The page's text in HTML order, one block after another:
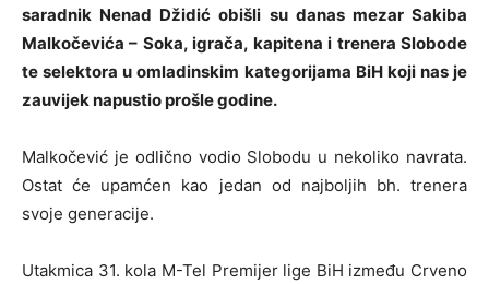
saradnik Nenad Džidić obišli su danas mezar Sakiba
Malkočevića – Soka, igrača, kapitena i trenera Slobode
te selektora u omladinskim kategorijama BiH koji nas je
zauvijek napustio prošle godine.
Malkočević je odlično vodio Slobodu u nekoliko navrata.
Ostat će upamćen kao jedan od najboljih bh. trenera
svoje generacije.
Utakmica 31. kola M-Tel Premijer lige BiH između Crveno